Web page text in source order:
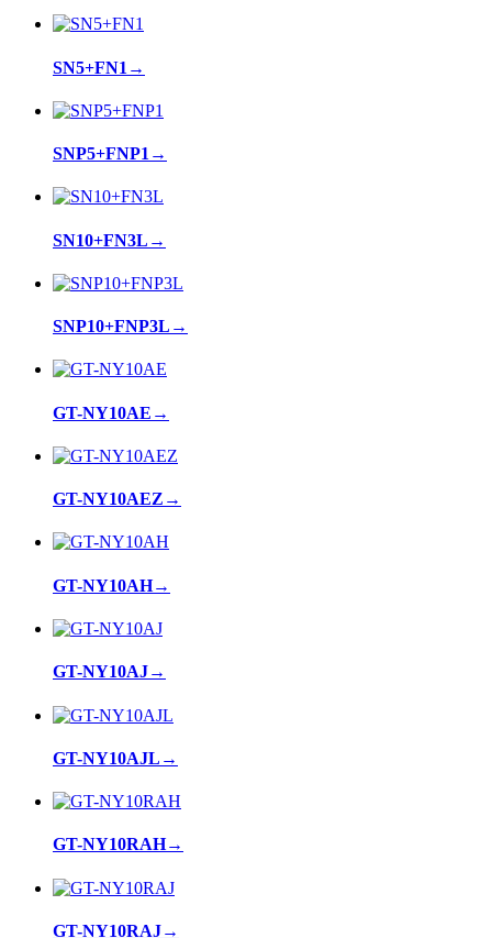
SN5+FN1 →
SNP5+FNP1 →
SN10+FN3L →
SNP10+FNP3L →
GT-NY10AE →
GT-NY10AEZ →
GT-NY10AH→
GT-NY10AJ→
GT-NY10AJL →
GT-NY10RAH→
GT-NY10RAJ→